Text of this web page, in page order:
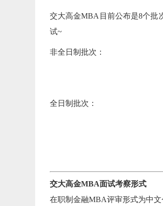
交大高金MBA目前公布是8个批
试~
非全日制批次：
全日制批次：
交大高金MBA面试考察形式
在职制金融MBA评审形式为中文